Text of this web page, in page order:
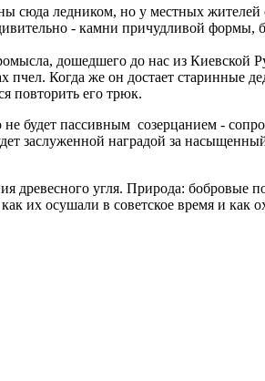
сюда ледником, но у местных жителей
- камни причудливой формы,
дошедшего до нас из Киевской
пчел. Когда же он достает старинные
повторить его трюк.
будет пассивным созерцанием -
заслуженной наградой за
угля. Природа: бобровые
их осушали в советское время и как